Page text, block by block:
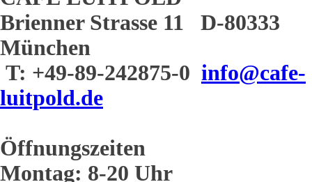
Brienner Strasse 11 D-80333
München
T: +49-89-242875-0 info@cafe-
luitpold.de
Öffnungszeiten
Montag: 8-20 Uhr